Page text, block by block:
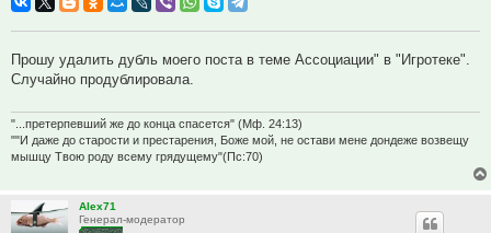
Прошу удалить дубль моего поста в теме Ассоциации" в "Игротеке".
Случайно продублировала.
"...претерпевший же до конца спасется" (Мф. 24:13)
""И даже до старости и престарения, Боже мой, не остави мене дондеже возвещу
мышцу Твою роду всему грядущему"(Пс:70)
Alex71
Генерал-модератор